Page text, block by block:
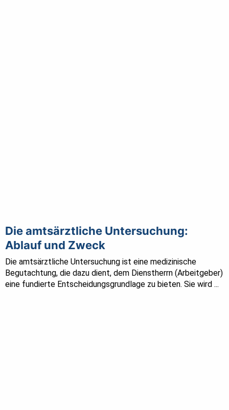
Die amtsärztliche Untersuchung:
Ablauf und Zweck
Die amtsärztliche Untersuchung ist eine medizinische
Begutachtung, die dazu dient, dem Dienstherrn (Arbeitgeber)
eine fundierte Entscheidungsgrundlage zu bieten. Sie wird ...